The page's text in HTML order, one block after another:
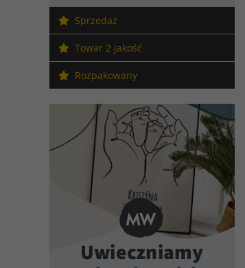
Sprzedaż
Towar 2 jakość
Rozpakowany